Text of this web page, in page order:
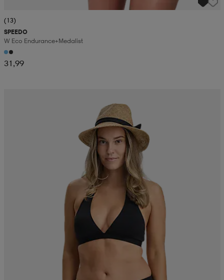
(13)
SPEEDO
W Eco Endurance+medalist
31,99